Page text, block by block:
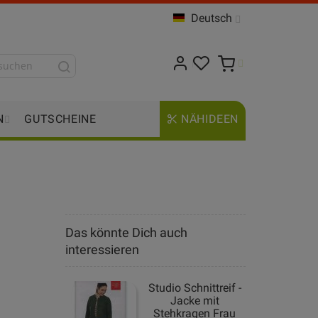
Deutsch
GUTSCHEINE NÄHIDEEN
Das könnte Dich auch
interessieren
Studio Schnittreif -
Jacke mit
Stehkragen Frau